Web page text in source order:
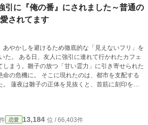
引に『俺の番』にされました～普通の
されてます
あやかしを避けるため徹底的な「見えないフリ」を
た。 ある日、友人に強引に連れて行かれたカフェ
まう。雛子の放つ「甘い霊力」に引き寄せられた
の危機に。 そこに現れたのは、都市を支配する
蓮夜は雛子の正体を見抜くと、首筋に刻印を刻
これで今日からお前は俺のものだ。俺の結界から
になる」 強引に彼のマンションで同居する羽目
を守るために仕事のスキルで奮闘すればするほ
熱し甘く危険な溺愛へと加速していく！ 傲慢で
恋愛 13,184 位 / 66,403件